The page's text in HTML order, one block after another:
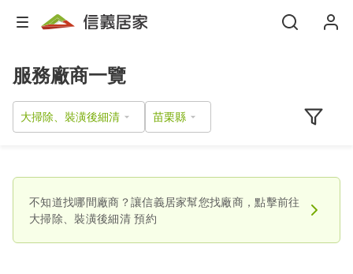
服務廠商一覽
大掃除、裝潢後細清
不知道找哪間廠商？讓信義居家幫您找廠商，點擊前往
大掃除、裝潢後細清預約